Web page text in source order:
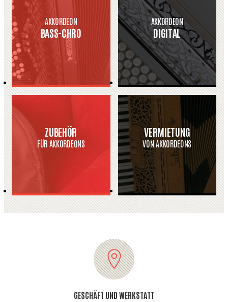
AKKORDEON
BASS-CHRO
AKKORDEON
DIGITAL
ZUBEHÖR
FÜR AKKORDEONS
VERMIETUNG
VON AKKORDEONS
GESCHÄFT UND WERKSTATT